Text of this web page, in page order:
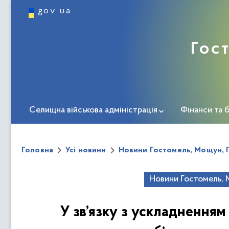
gov.ua
Селищна військова адміністрація Фінанси та
Дорожня карта ветерана Центр
Безбар'єрність Новини соціальної та
Головна Усі новини Новини Гостомель, Мощун,
Новини Гостомель,
У зв’язку з